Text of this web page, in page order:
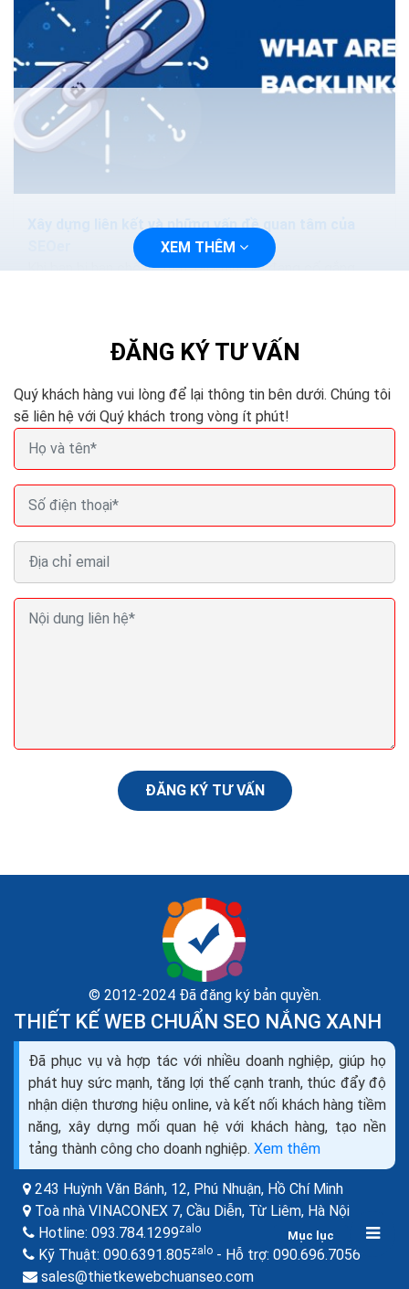
Mục lục
Xây dựng liên kết và những vấn đề quan tâm của
Khi bạn bị hạn chế về mặt tài chính và đang cố gắng
Seo web bằng backlink không đúng làm từ khóa bị
Bạn đã bao giờ tự hỏi, đâu mới là cách tạo backlink hiệu
quả, mang lại hiệu quả lâu dài? Có vô vàn bài viết về
cách tạo backlink, liệu nó có phù hợp...
XEM THÊM
ĐĂNG KÝ TƯ VẤN
Quý khách hàng vui lòng để lại thông tin bên dưới. Chúng tôi
sẽ liên hệ với Quý khách trong vòng ít phút!
ĐĂNG KÝ TƯ VẤN
© 2012-2024 Đã đăng ký bản quyền.
THIẾT KẾ WEB CHUẨN SEO NẮNG XANH
Đã phục vụ và hợp tác với nhiều doanh nghiệp, giúp họ
phát huy sức mạnh, tăng lợi thế cạnh tranh, thúc đẩy độ
nhận diện thương hiệu online, và kết nối khách hàng tiềm
năng, xây dựng mối quan hệ với khách hàng, tạo nền
tảng thành công cho doanh nghiệp. Xem thêm
243 Huỳnh Văn Bánh, 12, Phú Nhuận, Hồ Chí Minh
Toà nhà VINACONEX 7, Cầu Diễn, Từ Liêm, Hà Nội
Hotline: 093.784.1299zalo
Kỹ Thuật: 090.6391.805zalo - Hỗ trợ: 090.696.7056
sales@thietkewebchuanseo.com